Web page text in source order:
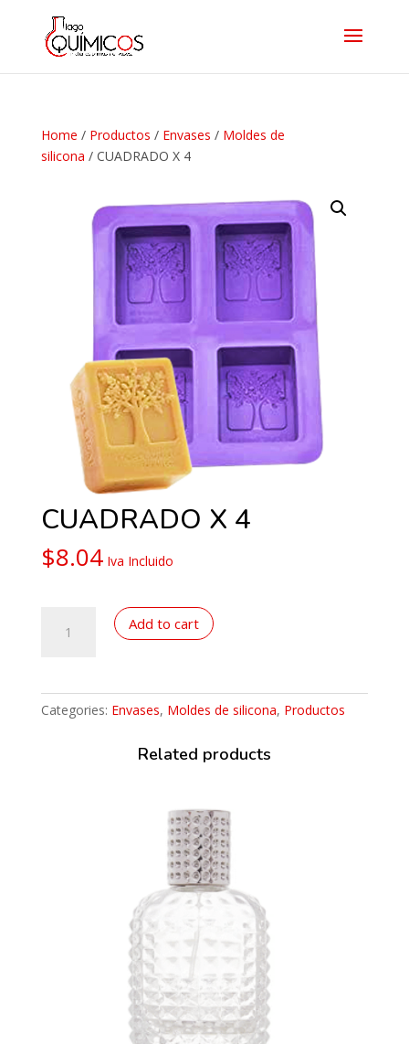
Home / Productos / Envases / Moldes de
silicona / CUADRADO X 4
CUADRADO X 4
$8.04 Iva Incluido
Add to cart
Categories: Envases, Moldes de silicona, Productos
Related products